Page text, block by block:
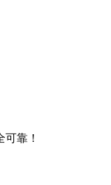
可靠！